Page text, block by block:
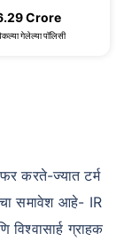
Crore
गेलेल्या पॉलिसी
करते-ज्यात टर्म
समावेश आहे- IR
ग्राहक